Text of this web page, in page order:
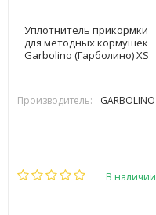
Уплотнитель прикормки
для методных кормушек
Garbolino (Гарболино) XS
Производитель: GARBOLINO
В наличии